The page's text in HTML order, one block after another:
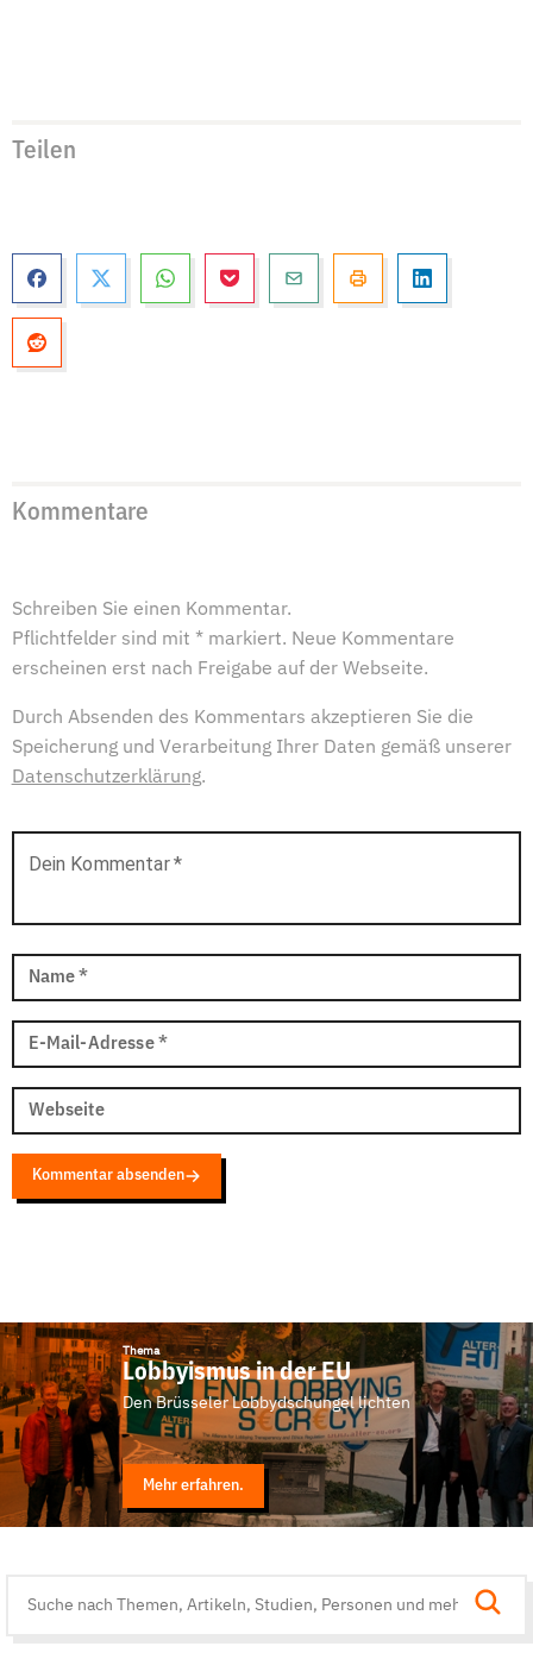
Teilen
Kommentare
Schreiben Sie einen Kommentar.
Pflichtfelder sind mit * markiert. Neue Kommentare
erscheinen erst nach Freigabe auf der Webseite.
Durch Absenden des Kommentars akzeptieren Sie die
Speicherung und Verarbeitung Ihrer Daten gemäß unserer
Datenschutzerklärung.
Dein Kommentar*
Name *
E-Mail-Adresse *
Webseite
Kommentar absenden
Thema
Lobbyismus in der EU
Den Brüsseler Lobbydschungel lichten
Mehr erfahren.